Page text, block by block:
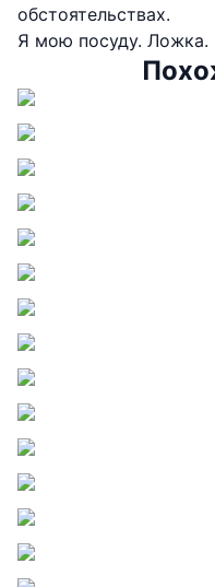
обстоятельствах.
Я мою посуду. Ложка.